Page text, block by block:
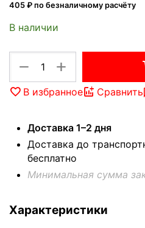
405 ₽ по безналичному расчёту
В наличии
+
−
В избранное Сравнить
Доставка 1–2 дня
Доставка до
бесплатно
Минимальная сумма
Характеристики